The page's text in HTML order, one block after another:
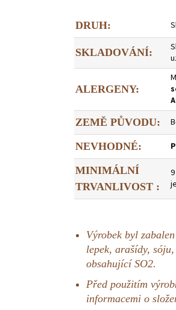
DRUH:
SKLADOVÁNÍ:
ALERGENY:
ZEMĚ PŮVODU:
NEVHODNÉ:
MINIMÁLNÍ
TRVANLIVOST :
Výrobek byl
lepek, arašídy,
obsahující SO2.
Před použitím
informacemi o